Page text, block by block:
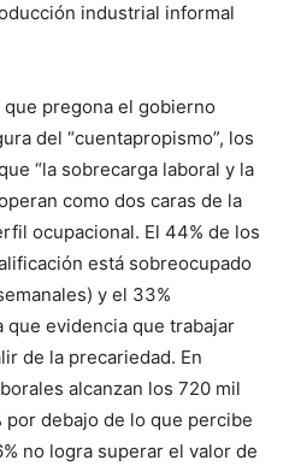
industrial informal
pregona el gobierno
del “cuentapropismo”, los
“la sobrecarga laboral y la
como dos caras de la
ocupacional. El 44% de los
está sobreocupado
y el 33%
que evidencia que trabajar
de la precariedad. En
alcanzan los 720 mil
por debajo de lo que percibe
no logra superar el valor de